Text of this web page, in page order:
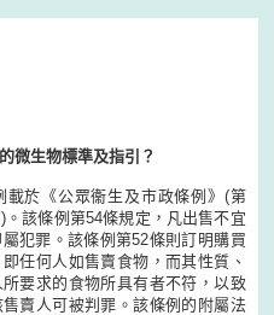
微生物標準及指引？
載於《公眾衞生及市政條例》(第
。該條例第54條規定，凡出售不宜
犯罪。該條例第52條則訂明購買
任何人如售賣食物，而其性質、
要求的食物所具有者不符，以致
賣人可被判罪。該條例的附屬法